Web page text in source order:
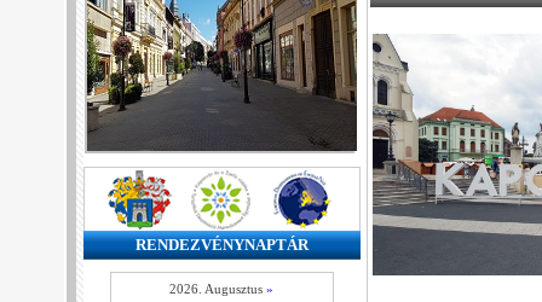
RENDEZVÉNYNAPTÁR
2026. Augusztus »